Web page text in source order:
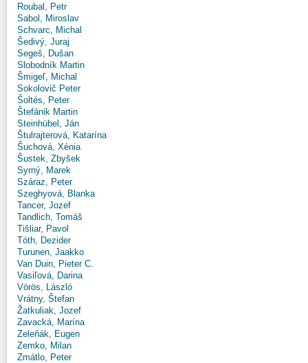
Roubal, Petr
Sabol, Miroslav
Schvarc, Michal
Šedivý, Juraj
Segeš, Dušan
Slobodník Martin
Šmigeľ, Michal
Sokolovič Peter
Šoltés, Peter
Štefánik Martin
Steinhübel, Ján
Štulrajterová, Katarína
Šuchová, Xénia
Šustek, Zbyšek
Syrný, Marek
Száraz, Peter
Szeghyová, Blanka
Tancer, Jozef
Tandlich, Tomáš
Tišliar, Pavol
Tóth, Dezider
Turunen, Jaakko
Van Duin, Pieter C.
Vasiľová, Darina
Vörös, László
Vrátny, Štefan
Žatkuliak, Jozef
Zavacká, Marína
Zeleňák, Eugen
Zemko, Milan
Zmátlo, Peter